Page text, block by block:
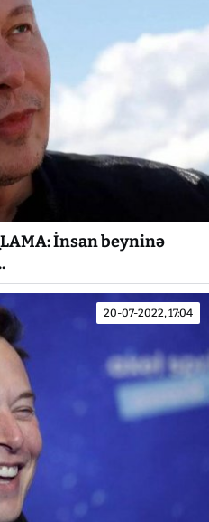
İnsan beyninə
20-07-2022, 17:04